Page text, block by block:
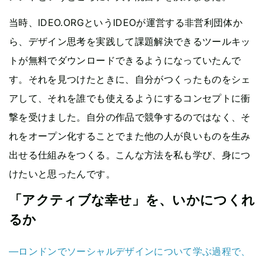
当時、IDEO.ORGというIDEOが運営する非営利団体か
ら、デザイン思考を実践して課題解決できるツールキッ
トが無料でダウンロードできるようになっていたんで
す。それを見つけたときに、自分がつくったものをシェ
アして、それを誰でも使えるようにするコンセプトに衝
撃を受けました。自分の作品で競争するのではなく、そ
れをオープン化することでまた他の人が良いものを生み
出せる仕組みをつくる。こんな方法を私も学び、身につ
けたいと思ったんです。
「アクティブな幸せ」を、いかにつくれ
るか
—ロンドンでソーシャルデザインについて学ぶ過程で、